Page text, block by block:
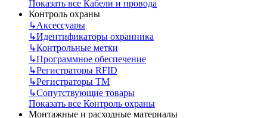
Показать все Кабели и провода
Контроль охраны
↳Аксессуары
↳Идентификаторы охранника
↳Контрольные метки
↳Программное обеспечение
↳Регистраторы RFID
↳Регистраторы ТМ
↳Сопутствующие товары
Показать все Контроль охраны
Монтажные и расходные материалы